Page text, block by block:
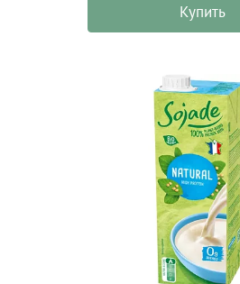
Купить